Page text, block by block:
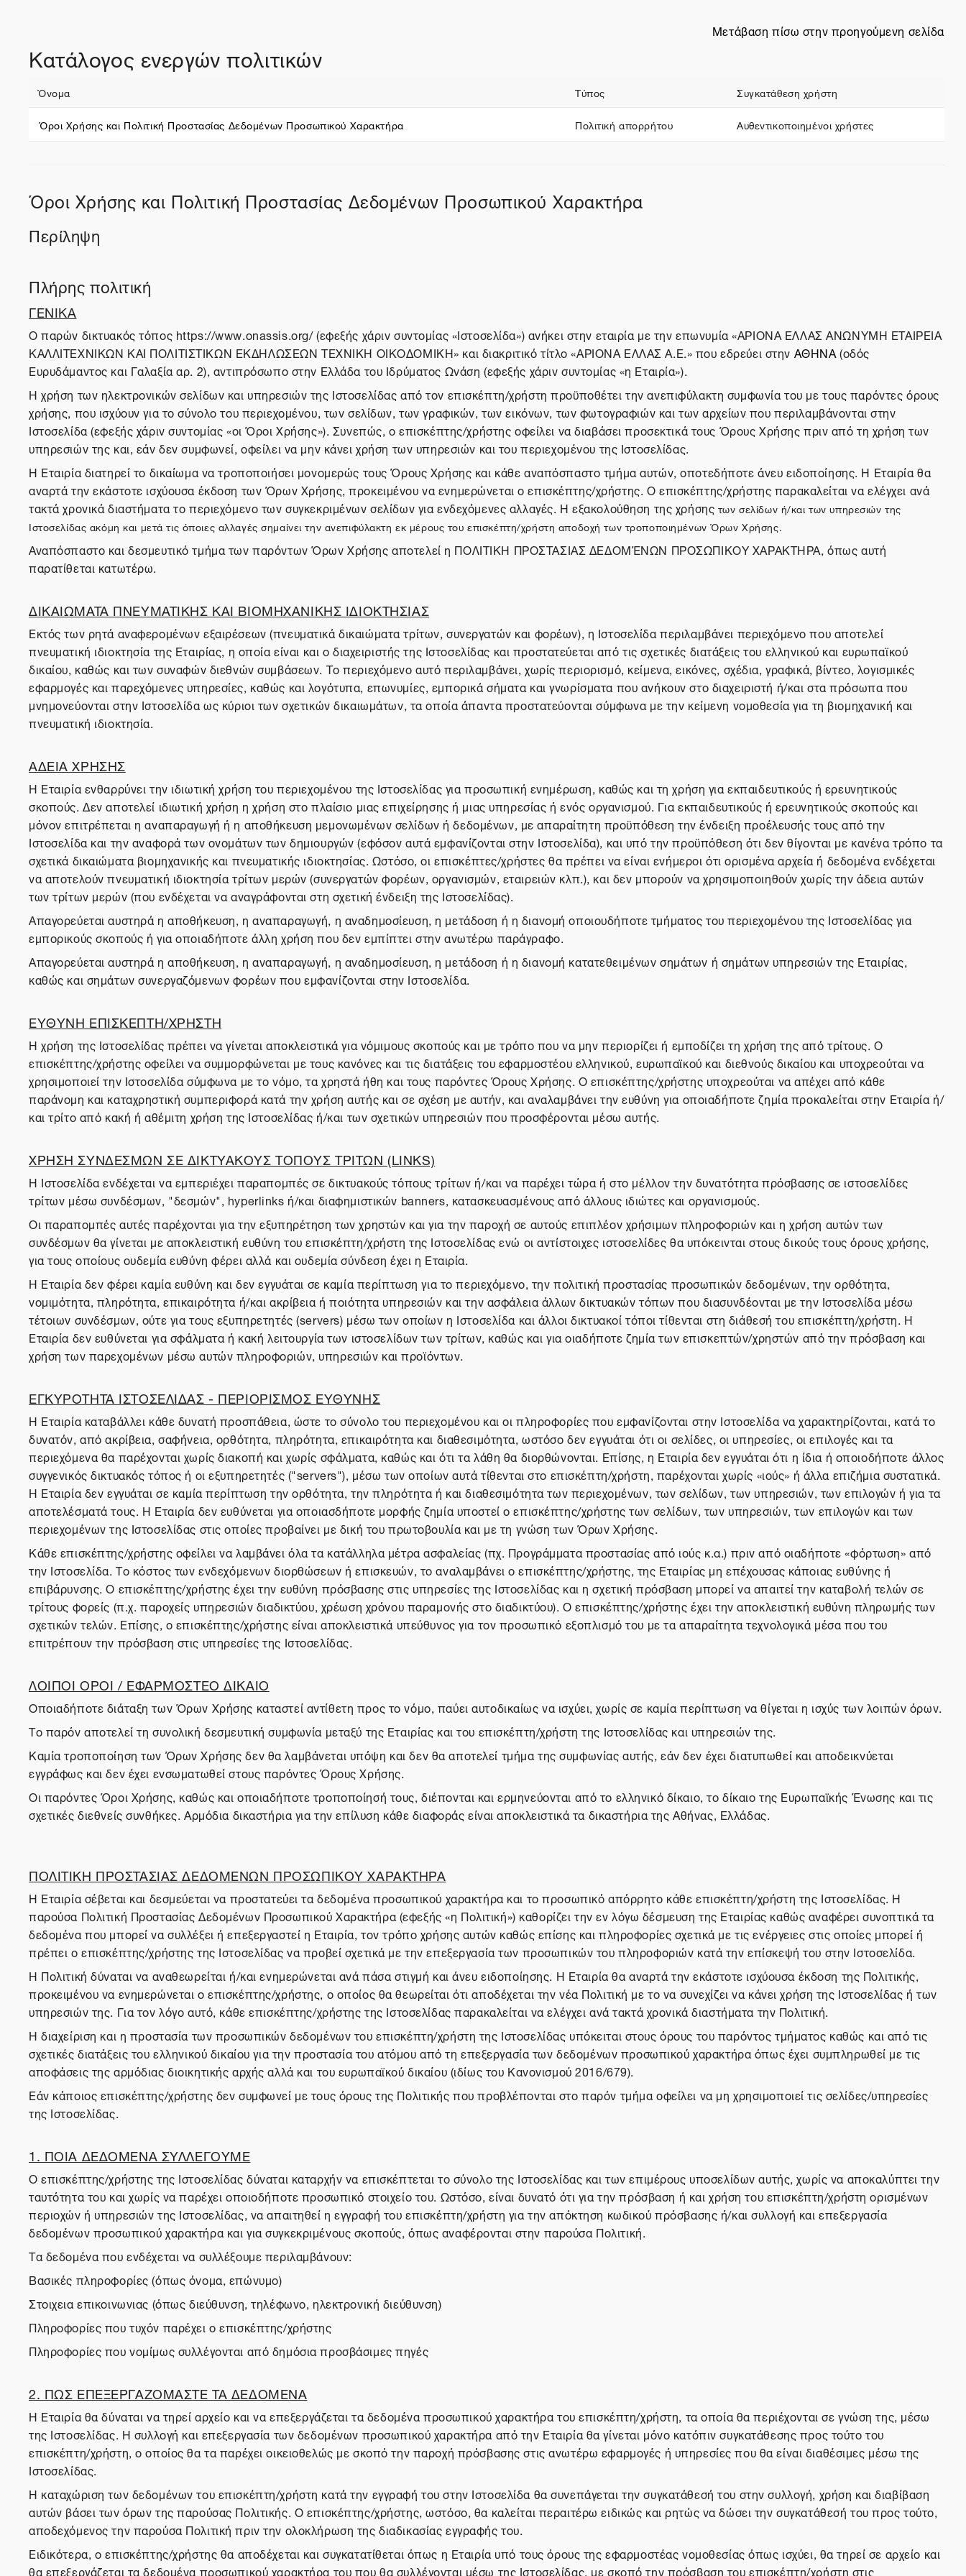
Μετάβαση πίσω στην προηγούμενη σελίδα
Κατάλογος ενεργών πολιτικών
Όνομα Τύπος
Συγκατάθεση χρήστη
Όροι Χρήσης και Πολιτική Προστασίας Δεδομένων Προσωπικού Χαρακτήρα
Πολιτική απορρήτου Αυθεντικοποιημένοι χρήστες
Όροι Χρήσης και Πολιτική Προστασίας Δεδομένων Προσωπικού Χαρακτήρα
Περίληψη
Πλήρης πολιτική
ΓΕΝΙΚΑ
O παρών δικτυακός τόπος https://www.onassis.org/ (εφεξής χάριν συντομίας «Ιστοσελίδα») ανήκει στην εταιρία με την επωνυμία «ΑΡΙΟΝΑ ΕΛΛΑΣ ΑΝΩΝΥΜΗ ΕΤΑΙΡΕΙΑ
ΚΑΛΛΙΤΕΧΝΙΚΩΝ ΚΑΙ ΠΟΛΙΤΙΣΤΙΚΩΝ ΕΚΔΗΛΩΣΕΩΝ ΤΕΧΝΙΚΗ ΟΙΚΟΔΟΜΙΚΗ» και διακριτικό τίτλο «ΑΡΙΟΝΑ ΕΛΛΑΣ Α.Ε.» που εδρεύει στην ΑΘΗΝΑ(οδός
Ευρυδάμαντος και Γαλαξία αρ. 2), αντιπρόσωπο στην Ελλάδα του Ιδρύματος Ωνάση (εφεξής χάριν συντομίας «η Εταιρία»).
Η χρήση των ηλεκτρονικών σελίδων και υπηρεσιών της Ιστοσελίδας από τον επισκέπτη/χρήστη προϋποθέτει την ανεπιφύλακτη συμφωνία του με τους παρόντες όρους
χρήσης, που ισχύουν για το σύνολο του περιεχομένου, των σελίδων, των γραφικών, των εικόνων, των φωτογραφιών και των αρχείων που περιλαμβάνονται στην
Ιστοσελίδα (εφεξής χάριν συντομίας «οι Όροι Χρήσης»). Συνεπώς, ο επισκέπτης/χρήστης οφείλει να διαβάσει προσεκτικά τους Όρους Χρήσης πριν από τη χρήση των
υπηρεσιών της και, εάν δεν συμφωνεί, οφείλει να μην κάνει χρήση των υπηρεσιών και του περιεχομένου της Ιστοσελίδας.
Η Εταιρία διατηρεί το δικαίωμα να τροποποιήσει μονομερώς τους Όρους Χρήσης και κάθε αναπόσπαστο τμήμα αυτών, οποτεδήποτε άνευ ειδοποίησης. Η Εταιρία θα
αναρτά την εκάστοτε ισχύουσα έκδοση των Όρων Χρήσης, προκειμένου να ενημερώνεται ο επισκέπτης/χρήστης. Ο επισκέπτης/χρήστης παρακαλείται να ελέγχει ανά
τακτά χρονικά διαστήματα το περιεχόμενο των συγκεκριμένων σελίδων για ενδεχόμενες αλλαγές. Η εξακολούθηση της χρήσηςτων σελίδων ή/και των υπηρεσιών της
Ιστοσελίδας ακόμη και μετά τις όποιες αλλαγές σημαίνει την ανεπιφύλακτη εκ μέρους του επισκέπτη/χρήστη αποδοχή των τροποποιημένων Όρων Χρήσης.
Αναπόσπαστο και δεσμευτικό τμήμα των παρόντων Όρων Χρήσης αποτελεί η ΠΟΛΙΤΙΚΗ ΠΡΟΣΤΑΣΙΑΣ ΔΕΔΟΜΈΝΩΝ ΠΡΟΣΩΠΙΚΟΥ ΧΑΡΑΚΤΗΡΑ, όπως αυτή
παρατίθεται κατωτέρω.
ΔΙΚΑΙΩΜΑΤΑ ΠΝΕΥΜΑΤΙΚΗΣ ΚΑΙ ΒΙΟΜΗΧΑΝΙΚΗΣ ΙΔΙΟΚΤΗΣΙΑΣ
Εκτός των ρητά αναφερομένων εξαιρέσεων (πνευματικά δικαιώματα τρίτων, συνεργατών και φορέων), η Ιστοσελίδα περιλαμβάνει περιεχόμενο που αποτελεί
πνευματική ιδιοκτησία της Εταιρίας, η οποία είναι και ο διαχειριστής της Ιστοσελίδας και προστατεύεται από τις σχετικές διατάξεις του ελληνικού και ευρωπαϊκού
δικαίου, καθώς και των συναφών διεθνών συμβάσεων. Το περιεχόμενο αυτό περιλαμβάνει, χωρίς περιορισμό, κείμενα, εικόνες, σχέδια, γραφικά, βίντεο, λογισμικές
εφαρμογές και παρεχόμενες υπηρεσίες, καθώς και λογότυπα, επωνυμίες, εμπορικά σήματα και γνωρίσματα που ανήκουν στο διαχειριστή ή/και στα πρόσωπα που
μνημονεύονται στην Ιστοσελίδα ως κύριοι των σχετικών δικαιωμάτων, τα οποία άπαντα προστατεύονται σύμφωνα με την κείμενη νομοθεσία για τη βιομηχανική και
πνευματική ιδιοκτησία.
ΑΔΕΙΑ ΧΡΗΣΗΣ
Η Εταιρία ενθαρρύνει την ιδιωτική χρήση του περιεχομένου της Ιστοσελίδας για προσωπική ενημέρωση, καθώς και τη χρήση για εκπαιδευτικούς ή ερευνητικούς
σκοπούς. Δεν αποτελεί ιδιωτική χρήση η χρήση στο πλαίσιο μιας επιχείρησης ή μιας υπηρεσίας ή ενός οργανισμού. Για εκπαιδευτικούς ή ερευνητικούς σκοπούς και
μόνον επιτρέπεται η αναπαραγωγή ή η αποθήκευση μεμονωμένων σελίδων ή δεδομένων, με απαραίτητη προϋπόθεση την ένδειξη προέλευσής τους από την
Ιστοσελίδα και την αναφορά των ονομάτων των δημιουργών (εφόσον αυτά εμφανίζονται στην Ιστοσελίδα), και υπό την προϋπόθεση ότι δεν θίγονται με κανένα τρόπο τα
σχετικά δικαιώματα βιομηχανικής και πνευματικής ιδιοκτησίας. Ωστόσο, οι επισκέπτες/χρήστες θα πρέπει να είναι ενήμεροι ότι ορισμένα αρχεία ή δεδομένα ενδέχεται
να αποτελούν πνευματική ιδιοκτησία τρίτων μερών (συνεργατών φορέων, οργανισμών, εταιρειών κλπ.), και δεν μπορούν να χρησιμοποιηθούν χωρίς την άδεια αυτών
των τρίτων μερών (που ενδέχεται να αναγράφονται στη σχετική ένδειξη της Ιστοσελίδας).
Απαγορεύεται αυστηρά η αποθήκευση, η αναπαραγωγή, η αναδημοσίευση, η μετάδοση ή η διανομή οποιουδήποτε τμήματος του περιεχομένου της Ιστοσελίδας για
εμπορικούς σκοπούς ή για οποιαδήποτε άλλη χρήση που δεν εμπίπτει στην ανωτέρω παράγραφο.
Απαγορεύεται αυστηρά η αποθήκευση, η αναπαραγωγή, η αναδημοσίευση, η μετάδοση ή η διανομή κατατεθειμένων σημάτων ή σημάτων υπηρεσιών της Εταιρίας,
καθώς και σημάτων συνεργαζόμενων φορέων που εμφανίζονται στην Ιστοσελίδα.
ΕΥΘΥΝΗ ΕΠΙΣΚΕΠΤΗ/ΧΡΗΣΤΗ
Η χρήση της Ιστοσελίδας πρέπει να γίνεται αποκλειστικά για νόμιμους σκοπούς και με τρόπο που να μην περιορίζει ή εμποδίζει τη χρήση της από τρίτους. Ο
επισκέπτης/χρήστης οφείλει να συμμορφώνεται με τους κανόνες και τις διατάξεις του εφαρμοστέου ελληνικού, ευρωπαϊκού και διεθνούς δικαίου και υποχρεούται να
χρησιμοποιεί την Ιστοσελίδα σύμφωνα με το νόμο, τα χρηστά ήθη και τους παρόντες Όρους Χρήσης. Ο επισκέπτης/χρήστης υποχρεούται να απέχει από κάθε
παράνομη και καταχρηστική συμπεριφορά κατά την χρήση αυτής και σε σχέση με αυτήν, και αναλαμβάνει την ευθύνη για οποιαδήποτε ζημία προκαλείται στην Εταιρία ή/
και τρίτο από κακή ή αθέμιτη χρήση της Ιστοσελίδας ή/και των σχετικών υπηρεσιών που προσφέρονται μέσω αυτής.
ΧΡΗΣΗ ΣΥΝΔΕΣΜΩΝ ΣΕ ΔΙΚΤΥΑΚΟΥΣ ΤΟΠΟΥΣ ΤΡΙΤΩΝ (LINKS)
Η Ιστοσελίδα ενδέχεται να εμπεριέχει παραπομπές σε δικτυακούς τόπους τρίτων ή/και να παρέχει τώρα ή στο μέλλον την δυνατότητα πρόσβασης σε ιστοσελίδες
τρίτων μέσω συνδέσμων, "δεσμών", hyperlinks ή/και διαφημιστικών banners, κατασκευασμένους από άλλους ιδιώτες και οργανισμούς.
Οι παραπομπές αυτές παρέχονται για την εξυπηρέτηση των χρηστών και για την παροχή σε αυτούς επιπλέον χρήσιμων πληροφοριών και η χρήση αυτών των
συνδέσμων θα γίνεται με αποκλειστική ευθύνη του επισκέπτη/χρήστη της Ιστοσελίδας ενώ οι αντίστοιχες ιστοσελίδες θα υπόκεινται στους δικούς τους όρους χρήσης,
για τους οποίους ουδεμία ευθύνη φέρει αλλά και ουδεμία σύνδεση έχει η Εταιρία.
Η Εταιρία δεν φέρει καμία ευθύνη και δεν εγγυάται σε καμία περίπτωση για το περιεχόμενο, την πολιτική προστασίας προσωπικών δεδομένων, την ορθότητα,
νομιμότητα, πληρότητα, επικαιρότητα ή/και ακρίβεια ή ποιότητα υπηρεσιών και την ασφάλεια άλλων δικτυακών τόπων που διασυνδέονται με την Ιστοσελίδα μέσω
τέτοιων συνδέσμων, ούτε για τους εξυπηρετητές (servers) μέσω των οποίων η Ιστοσελίδα και άλλοι δικτυακοί τόποι τίθενται στη διάθεσή του επισκέπτη/χρήστη. Η
Εταιρία δεν ευθύνεται για σφάλματα ή κακή λειτουργία των ιστοσελίδων των τρίτων, καθώς και για οιαδήποτε ζημία των επισκεπτών/χρηστών από την πρόσβαση και
χρήση των παρεχομένων μέσω αυτών πληροφοριών, υπηρεσιών και προϊόντων.
ΕΓΚΥΡΟΤΗΤΑ ΙΣΤΟΣΕΛΙΔΑΣ - ΠΕΡΙΟΡΙΣΜΟΣ ΕΥΘΥΝΗΣ
Η Εταιρία καταβάλλει κάθε δυνατή προσπάθεια, ώστε το σύνολο του περιεχομένου και οι πληροφορίες που εμφανίζονται στην Ιστοσελίδα να χαρακτηρίζονται, κατά το
δυνατόν, από ακρίβεια, σαφήνεια, ορθότητα, πληρότητα, επικαιρότητα και διαθεσιμότητα, ωστόσο δεν εγγυάται ότι οι σελίδες, οι υπηρεσίες, οι επιλογές και τα
περιεχόμενα θα παρέχονται χωρίς διακοπή και χωρίς σφάλματα, καθώς και ότι τα λάθη θα διορθώνονται. Επίσης, η Εταιρία δεν εγγυάται ότι η ίδια ή οποιοδήποτε άλλος
συγγενικός δικτυακός τόπος ή οι εξυπηρετητές ("servers"), μέσω των οποίων αυτά τίθενται στο επισκέπτη/χρήστη, παρέχονται χωρίς «ιούς» ή άλλα επιζήμια συστατικά.
Η Εταιρία δεν εγγυάται σε καμία περίπτωση την ορθότητα, την πληρότητα ή και διαθεσιμότητα των περιεχομένων, των σελίδων, των υπηρεσιών, των επιλογών ή για τα
αποτελέσματά τους. Η Εταιρία δεν ευθύνεται για οποιασδήποτε μορφής ζημία υποστεί ο επισκέπτης/χρήστης των σελίδων, των υπηρεσιών, των επιλογών και των
περιεχομένων της Ιστοσελίδας στις οποίες προβαίνει με δική του πρωτοβουλία και με τη γνώση των Όρων Χρήσης.
Κάθε επισκέπτης/χρήστης οφείλει να λαμβάνει όλα τα κατάλληλα μέτρα ασφαλείας (πχ. Προγράμματα προστασίας από ιούς κ.α.) πριν από οιαδήποτε «φόρτωση» από
την Ιστοσελίδα. Το κόστος των ενδεχόμενων διορθώσεων ή επισκευών, το αναλαμβάνει ο επισκέπτης/χρήστης, της Εταιρίας μη επέχουσας κάποιας ευθύνης ή
επιβάρυνσης. Ο επισκέπτης/χρήστης έχει την ευθύνη πρόσβασης στις υπηρεσίες της Ιστοσελίδας και η σχετική πρόσβαση μπορεί να απαιτεί την καταβολή τελών σε
τρίτους φορείς (π.χ. παροχείς υπηρεσιών διαδικτύου, χρέωση χρόνου παραμονής στο διαδικτύου). Ο επισκέπτης/χρήστης έχει την αποκλειστική ευθύνη πληρωμής των
σχετικών τελών. Επίσης, ο επισκέπτης/χρήστης είναι αποκλειστικά υπεύθυνος για τον προσωπικό εξοπλισμό του με τα απαραίτητα τεχνολογικά μέσα που του
επιτρέπουν την πρόσβαση στις υπηρεσίες της Ιστοσελίδας.
ΛΟΙΠΟΙ ΟΡΟΙ / ΕΦΑΡΜΟΣΤΕΟ ΔΙΚΑΙΟ
Οποιαδήποτε διάταξη των Όρων Χρήσης καταστεί αντίθετη προς το νόμο, παύει αυτοδικαίως να ισχύει, χωρίς σε καμία περίπτωση να θίγεται η ισχύς των λοιπών όρων.
Το παρόν αποτελεί τη συνολική δεσμευτική συμφωνία μεταξύ της Εταιρίας και του επισκέπτη/χρήστη της Ιστοσελίδας και υπηρεσιών της.
Καμία τροποποίηση των Όρων Χρήσης δεν θα λαμβάνεται υπόψη και δεν θα αποτελεί τμήμα της συμφωνίας αυτής, εάν δεν έχει διατυπωθεί και αποδεικνύεται
εγγράφως και δεν έχει ενσωματωθεί στους παρόντες Όρους Χρήσης.
Οι παρόντες Όροι Χρήσης, καθώς και οποιαδήποτε τροποποίησή τους, διέπονται και ερμηνεύονται από το ελληνικό δίκαιο, το δίκαιο της Ευρωπαϊκής Ένωσης και τις
σχετικές διεθνείς συνθήκες. Αρμόδια δικαστήρια για την επίλυση κάθε διαφοράς είναι αποκλειστικά τα δικαστήρια της Αθήνας, Ελλάδας.
ΠΟΛΙΤΙΚΗ ΠΡΟΣΤΑΣΙΑΣ ΔΕΔΟΜΕΝΩΝ ΠΡΟΣΩΠΙΚΟΥ ΧΑΡΑΚΤΗΡΑ
Η Εταιρία σέβεται και δεσμεύεται να προστατεύει τα δεδομένα προσωπικού χαρακτήρα και το προσωπικό απόρρητο κάθε επισκέπτη/χρήστη της Ιστοσελίδας. Η
παρούσα Πολιτική Προστασίας Δεδομένων Προσωπικού Χαρακτήρα (εφεξής «η Πολιτική») καθορίζει την εν λόγω δέσμευση της Εταιρίας καθώς αναφέρει συνοπτικά τα
δεδομένα που μπορεί να συλλέξει ή επεξεργαστεί η Εταιρία, τον τρόπο χρήσης αυτών καθώς επίσης και πληροφορίες σχετικά με τις ενέργειες στις οποίες μπορεί ή
πρέπει ο επισκέπτης/χρήστης της Ιστοσελίδας να προβεί σχετικά με την επεξεργασία των προσωπικών του πληροφοριών κατά την επίσκεψή του στην Ιστοσελίδα.
Η Πολιτική δύναται να αναθεωρείται ή/και ενημερώνεται ανά πάσα στιγμή και άνευ ειδοποίησης. Η Εταιρία θα αναρτά την εκάστοτε ισχύουσα έκδοση της Πολιτικής,
προκειμένου να ενημερώνεται ο επισκέπτης/χρήστης, ο οποίος θα θεωρείται ότι αποδέχεται την νέα Πολιτική με το να συνεχίζει να κάνει χρήση της Ιστοσελίδας ή των
υπηρεσιών της. Για τον λόγο αυτό, κάθε επισκέπτης/χρήστης της Ιστοσελίδας παρακαλείται να ελέγχει ανά τακτά χρονικά διαστήματα την Πολιτική.
Η διαχείριση και η προστασία των προσωπικών δεδομένων του επισκέπτη/χρήστη της Ιστοσελίδας υπόκειται στους όρους του παρόντος τμήματος καθώς και από τις
σχετικές διατάξεις του ελληνικού δικαίου για την προστασία του ατόμου από τη επεξεργασία των δεδομένων προσωπικού χαρακτήρα όπως έχει συμπληρωθεί με τις
αποφάσεις της αρμόδιας διοικητικής αρχής αλλά και του ευρωπαϊκού δικαίου (ιδίως του Κανονισμού 2016/679).
Εάν κάποιος επισκέπτης/χρήστης δεν συμφωνεί με τους όρους της Πολιτικής που προβλέπονται στο παρόν τμήμα οφείλει να μη χρησιμοποιεί τις σελίδες/υπηρεσίες
της Ιστοσελίδας.
1. ΠΟΙΑ ΔΕΔΟΜΕΝΑ ΣΥΛΛΕΓΟΥΜΕ
Ο επισκέπτης/χρήστης της Ιστοσελίδας δύναται καταρχήν να επισκέπτεται το σύνολο της Ιστοσελίδας και των επιμέρους υποσελίδων αυτής, χωρίς να αποκαλύπτει την
ταυτότητα του και χωρίς να παρέχει οποιοδήποτε προσωπικό στοιχείο του. Ωστόσο, είναι δυνατό ότι για την πρόσβαση ή και χρήση του επισκέπτη/χρήστη ορισμένων
περιοχών ή υπηρεσιών της Ιστοσελίδας, να απαιτηθεί η εγγραφή του επισκέπτη/χρήστη για την απόκτηση κωδικού πρόσβασης ή/και συλλογή και επεξεργασία
δεδομένων προσωπικού χαρακτήρα και για συγκεκριμένους σκοπούς, όπως αναφέρονται στην παρούσα Πολιτική.
Τα δεδομένα που ενδέχεται να συλλέξουμε περιλαμβάνουν:
Βασικές πληροφορίες (όπως όνομα, επώνυμο)
Στοιχεια επικοινωνιας (όπως διεύθυνση, τηλέφωνο, ηλεκτρονική διεύθυνση)
Πληροφορίες που τυχόν παρέχει ο επισκέπτης/χρήστης
Πληροφορίες που νομίμως συλλέγονται από δημόσια προσβάσιμες πηγές
2. ΠΩΣ ΕΠΕΞΕΡΓΑΖΟΜΑΣΤΕ ΤΑ ΔΕΔΟΜΕΝΑ
Η Εταιρία θα δύναται να τηρεί αρχείο και να επεξεργάζεται τα δεδομένα προσωπικού χαρακτήρα του επισκέπτη/χρήστη, τα οποία θα περιέχονται σε γνώση της, μέσω
της Ιστοσελίδας. Η συλλογή και επεξεργασία των δεδομένων προσωπικού χαρακτήρα από την Εταιρία θα γίνεται μόνο κατόπιν συγκατάθεσης προς τούτο του
επισκέπτη/χρήστη, ο οποίος θα τα παρέχει οικειοθελώς με σκοπό την παροχή πρόσβασης στις ανωτέρω εφαρμογές ή υπηρεσίες που θα είναι διαθέσιμες μέσω της
Ιστοσελίδας.
Η καταχώριση των δεδομένων του επισκέπτη/χρήστη κατά την εγγραφή του στην Ιστοσελίδα θα συνεπάγεται την συγκατάθεσή του στην συλλογή, χρήση και διαβίβαση
αυτών βάσει των όρων της παρούσας Πολιτικής. Ο επισκέπτης/χρήστης, ωστόσο, θα καλείται περαιτέρω ειδικώς και ρητώς να δώσει την συγκατάθεσή του προς τούτο,
αποδεχόμενος την παρούσα Πολιτική πριν την ολοκλήρωση της διαδικασίας εγγραφής του.
Ειδικότερα, ο επισκέπτης/χρήστης θα αποδέχεται και συγκατατίθεται όπως η Εταιρία υπό τους όρους της εφαρμοστέας νομοθεσίας όπως ισχύει, θα τηρεί σε αρχείο και
θα επεξεργάζεται τα δεδομένα προσωπικού χαρακτήρα του που θα συλλέγονται μέσω της Ιστοσελίδας, με σκοπό την πρόσβαση του επισκέπτη/χρήστη στις